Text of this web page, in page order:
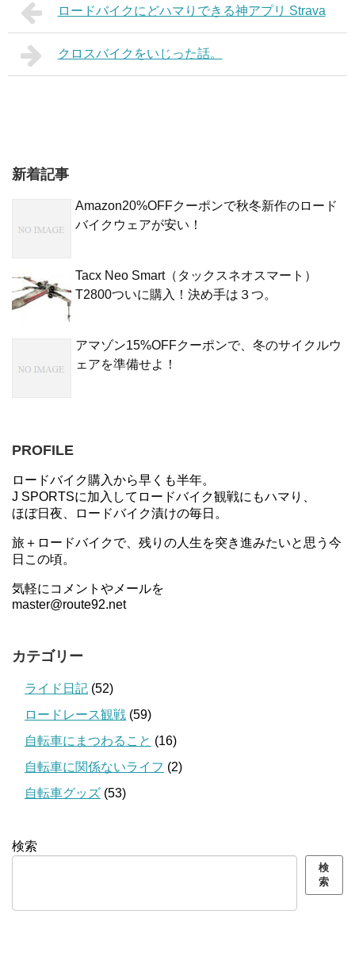
ロードバイクにどハマりできる神アプリ Strava
クロスバイクをいじった話。
新着記事
Amazon20%OFFクーポンで秋冬新作のロード
バイクウェアが安い！
Tacx Neo Smart（タックスネオスマート）
T2800ついに購入！決め手は３つ。
アマゾン15%OFFクーポンで、冬のサイクルウ
ェアを準備せよ！
PROFILE
ロードバイク購入から早くも半年。
J SPORTSに加入してロードバイク観戦にもハマり、
ほぼ日夜、ロードバイク漬けの毎日。
旅＋ロードバイクで、残りの人生を突き進みたいと思う今
日この頃。
気軽にコメントやメールを
master@route92.net
カテゴリー
ライド日記 (52)
ロードレース観戦 (59)
自転車にまつわること (16)
自転車に関係ないライフ (2)
自転車グッズ (53)
検索
検
索